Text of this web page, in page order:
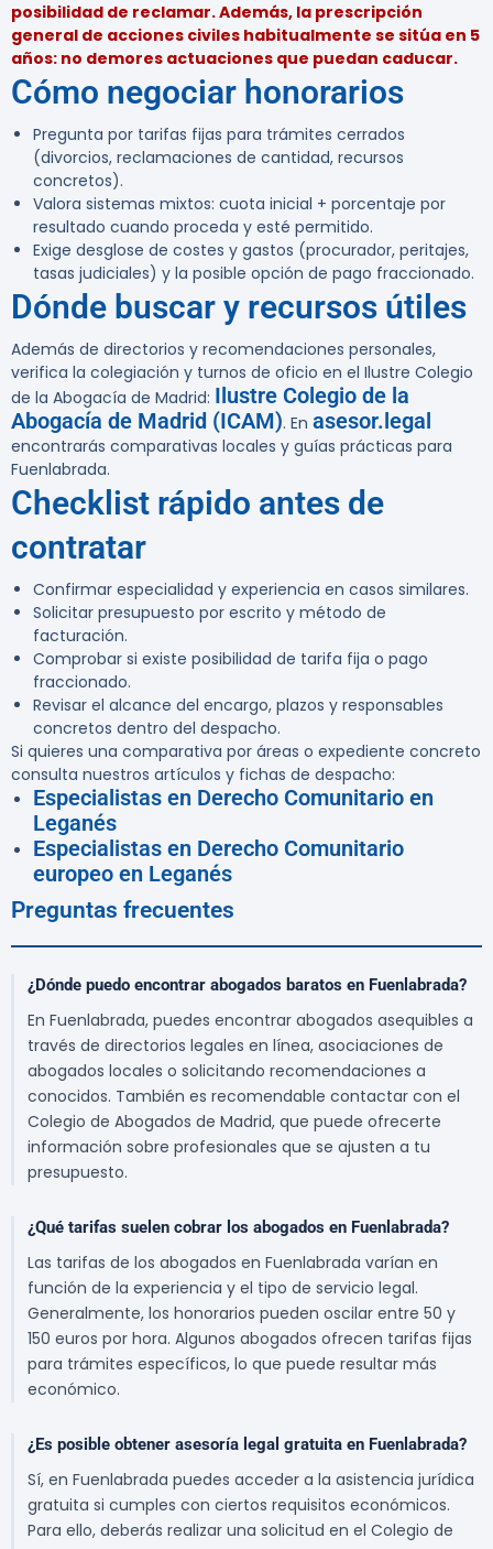
posibilidad de reclamar. Además, la prescripción
general de acciones civiles habitualmente se sitúa en 5
años: no demores actuaciones que puedan caducar.
Cómo negociar honorarios
Pregunta por tarifas fijas para trámites cerrados
(divorcios, reclamaciones de cantidad, recursos
concretos).
Valora sistemas mixtos: cuota inicial + porcentaje por
resultado cuando proceda y esté permitido.
Exige desglose de costes y gastos (procurador, peritajes,
tasas judiciales) y la posible opción de pago fraccionado.
Dónde buscar y recursos útiles
Además de directorios y recomendaciones personales,
verifica la colegiación y turnos de oficio en el Ilustre Colegio
de la Abogacía de Madrid: Ilustre Colegio de la
Abogacía de Madrid (ICAM). En asesor.legal
encontrarás comparativas locales y guías prácticas para
Fuenlabrada.
Checklist rápido antes de
contratar
Confirmar especialidad y experiencia en casos similares.
Solicitar presupuesto por escrito y método de
facturación.
Comprobar si existe posibilidad de tarifa fija o pago
fraccionado.
Revisar el alcance del encargo, plazos y responsables
concretos dentro del despacho.
Si quieres una comparativa por áreas o expediente concreto
consulta nuestros artículos y fichas de despacho:
Especialistas en Derecho Comunitario en
Leganés
Especialistas en Derecho Comunitario
europeo en Leganés
Preguntas frecuentes
¿Dónde puedo encontrar abogados baratos en Fuenlabrada?
En Fuenlabrada, puedes encontrar abogados asequibles a
través de directorios legales en línea, asociaciones de
abogados locales o solicitando recomendaciones a
conocidos. También es recomendable contactar con el
Colegio de Abogados de Madrid, que puede ofrecerte
información sobre profesionales que se ajusten a tu
presupuesto.
¿Qué tarifas suelen cobrar los abogados en Fuenlabrada?
Las tarifas de los abogados en Fuenlabrada varían en
función de la experiencia y el tipo de servicio legal.
Generalmente, los honorarios pueden oscilar entre 50 y
150 euros por hora. Algunos abogados ofrecen tarifas fijas
para trámites específicos, lo que puede resultar más
económico.
¿Es posible obtener asesoría legal gratuita en Fuenlabrada?
Sí, en Fuenlabrada puedes acceder a la asistencia jurídica
gratuita si cumples con ciertos requisitos económicos.
Para ello, deberás realizar una solicitud en el Colegio de